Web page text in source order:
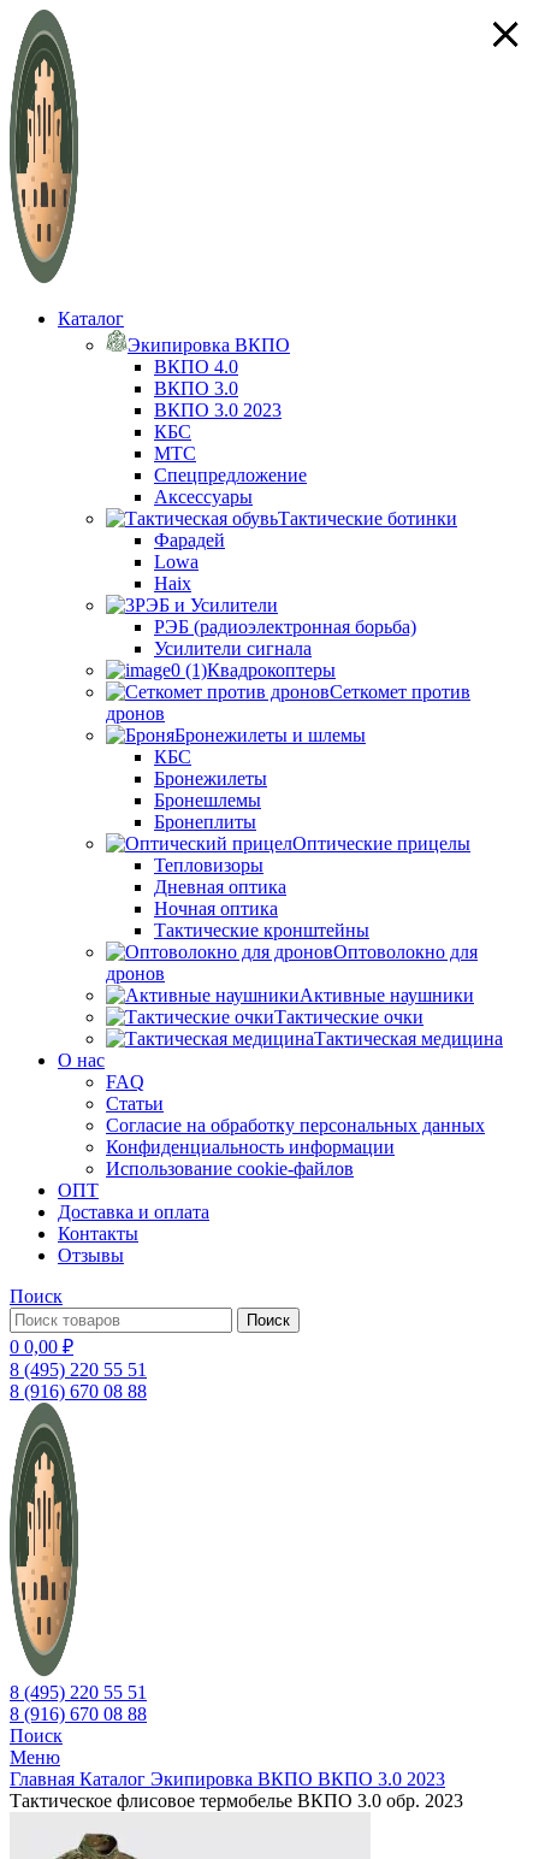
Каталог
Экипировка ВКПО
ВКПО 4.0
ВКПО 3.0
ВКПО 3.0 2023
КБС
МТС
Спецпредложение
Аксессуары
Тактические ботинки
Фарадей
Lowa
Haix
РЭБ и Усилители
РЭБ (радиоэлектронная борьба)
Усилители сигнала
Квадрокоптеры
Сеткомет против
дронов
Бронежилеты и шлемы
КБС
Бронежилеты
Бронешлемы
Бронеплиты
Оптические прицелы
Тепловизоры
Дневная оптика
Ночная оптика
Тактические кронштейны
Оптоволокно для
дронов
Активные наушники
Тактические очки
Тактическая медицина
О нас
FAQ
Статьи
Согласие на обработку персональных данных
Конфиденциальность информации
Использование cookie-файлов
ОПТ
Доставка и оплата
Контакты
Отзывы
Поиск
Поиск
0 0,00 ₽
8 (495) 220 55 51
8 (916) 670 08 88
8 (495) 220 55 51
8 (916) 670 08 88
Поиск
Меню
Главная Каталог Экипировка ВКПО ВКПО 3.0 2023
Тактическое флисовое термобелье ВКПО 3.0 обр. 2023
×
×
×
×